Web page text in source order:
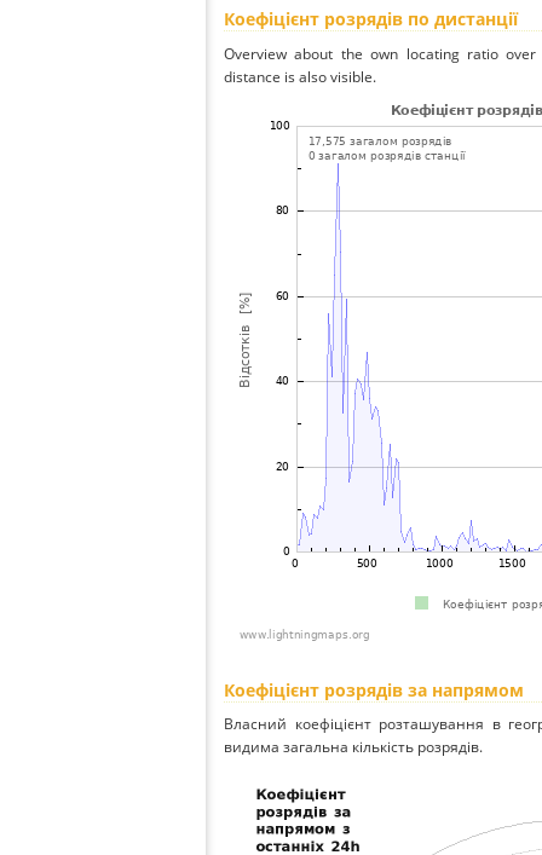
Коефіцієнт розрядів по дистанції
Overview about the own locating ratio
distance is also visible.
Коефіцієнт розрядів за напрямом
Власний коефіцієнт розташування в
видима загальна кількість розрядів.